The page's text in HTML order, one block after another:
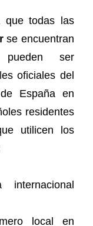
que todas las
se encuentran
pueden ser
oficiales del
España en
residentes
utilicen los
local en